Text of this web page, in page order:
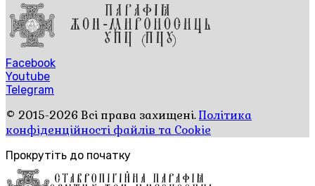
Facebook
Youtube
Telegram
© 2015-2026 Всі права захищені.Політика
конфіденційності файлів та Cookie
Прокрутіть до початку